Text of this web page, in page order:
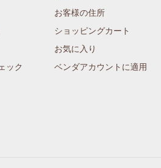
ック
お客様の住所
ショッピングカート
お気に入り
ベンダアカウントに適用